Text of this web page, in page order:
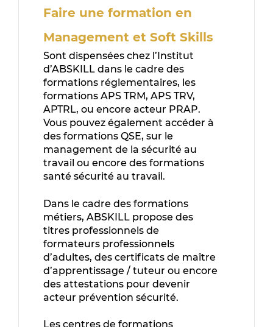
Faire une formation en
Management et Soft Skills
Sont dispensées chez l’Institut
d’ABSKILL dans le cadre des
formations réglementaires, les
formations APS TRM, APS TRV,
APTRL, ou encore acteur PRAP.
Vous pouvez également accéder à
des formations QSE, sur le
management de la sécurité au
travail ou encore des formations
santé sécurité au travail.
Dans le cadre des formations
métiers, ABSKILL propose des
titres professionnels de
formateurs professionnels
d’adultes, des certificats de maître
d’apprentissage / tuteur ou encore
des attestations pour devenir
acteur prévention sécurité.
Les centres de formations